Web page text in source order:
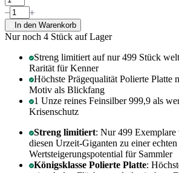
In den Warenkorb
Nur noch 4 Stück auf Lager
Streng limitiert auf nur 499 Stück
Rarität für Kenner
Höchste Prägequalität Polierte Platte
Motiv als Blickfang
1 Unze reines Feinsilber 999,9 als
Krisenschutz
Streng limitiert: Nur 499 Exemplare
diesen Urzeit-Giganten zu einer
Wertsteigerungspotential für Sammler
Königsklasse Polierte Platte: